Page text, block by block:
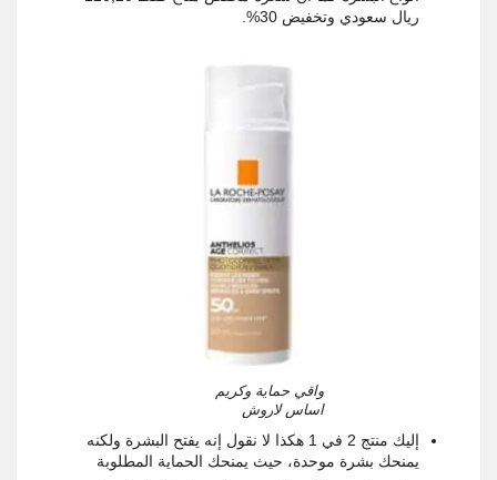
ريال سعودي وتخفيض 30%
واقي حماية وكريم
اساس لاروش
إليك منتج 2 في 1 هكذا لا نقول إنه يفتح البشرة ولكنه
يمنحك بشرة موحدة، حيث يمنحك الحماية المطلوبة